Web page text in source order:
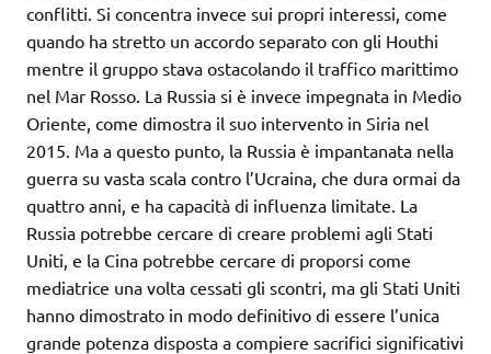
conflitti. Si concentra invece sui propri interessi, come
quando ha stretto un accordo separato con gli Houthi
mentre il gruppo stava ostacolando il traffico marittimo
nel Mar Rosso. La Russia si è invece impegnata in Medio
Oriente, come dimostra il suo intervento in Siria nel
2015. Ma a questo punto, la Russia è impantanata nella
guerra su vasta scala contro l’Ucraina, che dura ormai da
quattro anni, e ha capacità di influenza limitate. La
Russia potrebbe cercare di creare problemi agli Stati
Uniti, e la Cina potrebbe cercare di proporsi come
mediatrice una volta cessati gli scontri, ma gli Stati Uniti
hanno dimostrato in modo definitivo di essere l’unica
grande potenza disposta a compiere sacrifici significativi